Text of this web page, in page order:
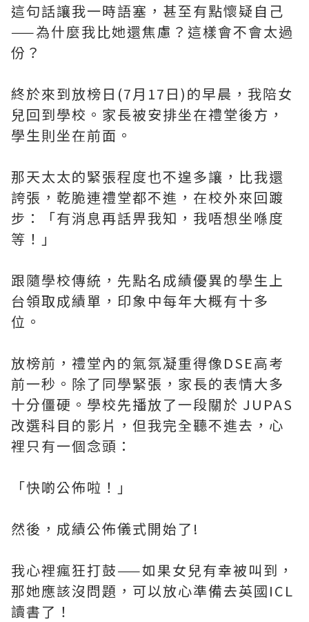
這句話讓我一時語塞，甚至有點懷疑自己
——為什麼我比她還焦慮？這樣會不會太過
份？
終於來到放榜日(7月17日)的早晨，我陪女
兒回到學校。家長被安排坐在禮堂後方，
學生則坐在前面。
那天太太的緊張程度也不遑多讓，比我還
誇張，乾脆連禮堂都不進，在校外來回踱
步：「有消息再話畀我知，我唔想坐喺度
等！」
跟隨學校傳統，先點名成績優異的學生上
台領取成績單，印象中每年大概有十多
位。
放榜前，禮堂內的氣氛凝重得像DSE高考
前一秒。除了同學緊張，家長的表情大多
十分僵硬。學校先播放了一段關於 JUPAS
改選科目的影片，但我完全聽不進去，心
裡只有一個念頭：
「快啲公佈啦！」
然後，成績公佈儀式開始了!
我心裡瘋狂打鼓——如果女兒有幸被叫到，
那她應該沒問題，可以放心準備去英國ICL
讀書了！